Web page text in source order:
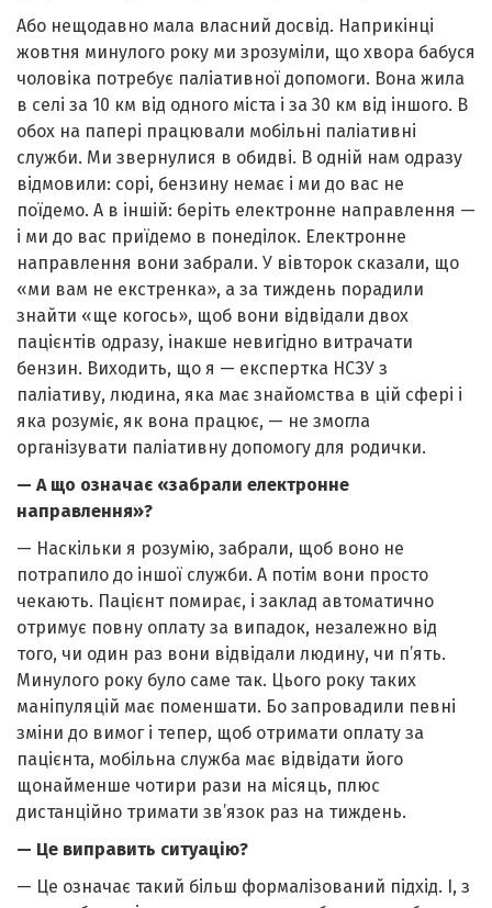
Або нещодавно мала власний досвід. Наприкінці
жовтня минулого року ми зрозуміли, що хвора бабуся
чоловіка потребує паліативної допомоги. Вона жила
в селі за 10 км від одного міста і за 30 км від іншого. В
обох на папері працювали мобільні паліативні
служби. Ми звернулися в обидві. В одній нам одразу
відмовили: сорі, бензину немає і ми до вас не
поїдемо. А в іншій: беріть електронне направлення —
і ми до вас приїдемо в понеділок. Електронне
направлення вони забрали. У вівторок сказали, що
«ми вам не екстренка», а за тиждень порадили
знайти «ще когось», щоб вони відвідали двох
пацієнтів одразу, інакше невигідно витрачати
бензин. Виходить, що я — експертка НСЗУ з
паліативу, людина, яка має знайомства в цій сфері і
яка розуміє, як вона працює, — не змогла
організувати паліативну допомогу для родички.
— А що означає «забрали електронне
направлення»?
— Наскільки я розумію, забрали, щоб воно не
потрапило до іншої служби. А потім вони просто
чекають. Пацієнт помирає, і заклад автоматично
отримує повну оплату за випадок, незалежно від
того, чи один раз вони відвідали людину, чи п’ять.
Минулого року було саме так. Цього року таких
маніпуляцій має поменшати. Бо запровадили певні
зміни до вимог і тепер, щоб отримати оплату за
пацієнта, мобільна служба має відвідати його
щонайменше чотири рази на місяць, плюс
дистанційно тримати зв’язок раз на тиждень.
— Це виправить ситуацію?
— Це означає такий більш формалізований підхід. І, з